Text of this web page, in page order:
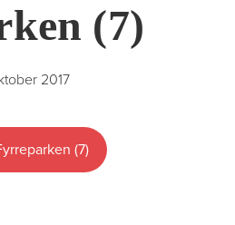
(7)
2017
(7)